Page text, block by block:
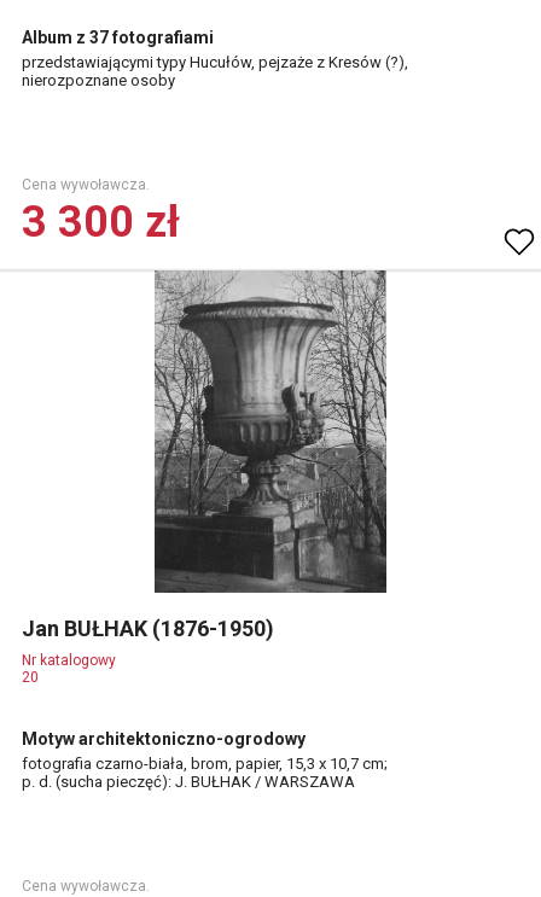
Album z 37 fotografiami
przedstawiającymi typy Hucułów, pejzaże z Kresów (?),
nierozpoznane osoby
Cena wywoławcza.
3 300 zł
Jan BUŁHAK (1876-1950)
Nr katalogowy
20
Motyw architektoniczno-ogrodowy
fotografia czarno-biała, brom, papier, 15,3 x 10,7 cm;
p. d. (sucha pieczęć): J. BUŁHAK / WARSZAWA
Cena wywoławcza.